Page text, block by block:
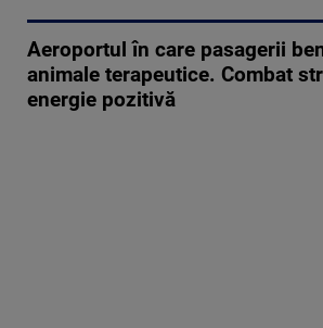
Aeroportul în care pasagerii
animale terapeutice. Combat
energie pozitivă